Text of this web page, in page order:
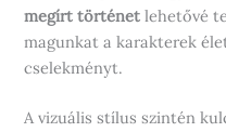
megírt történet lehetővé
magunkat a karakterek
cselekményt.
A vizuális stílus szintén